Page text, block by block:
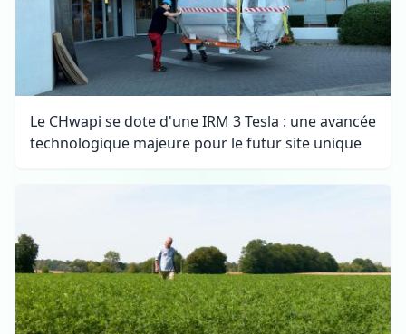
Le CHwapi se dote d'une IRM 3 Tesla : une avancée
technologique majeure pour le futur site unique